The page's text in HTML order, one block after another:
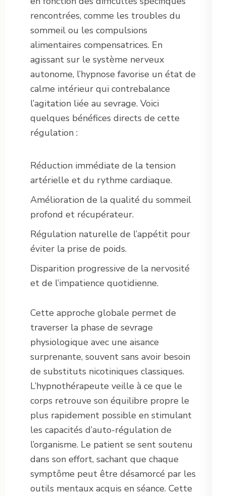
rencontrées, comme les troubles du
sommeil ou les compulsions
alimentaires compensatrices. En
agissant sur le système nerveux
autonome, l’hypnose favorise un état de
calme intérieur qui contrebalance
l’agitation liée au sevrage. Voici
quelques bénéfices directs de cette
régulation :
Réduction immédiate de la tension
artérielle et du rythme cardiaque.
Amélioration de la qualité du sommeil
profond et récupérateur.
Régulation naturelle de l’appétit pour
éviter la prise de poids.
Disparition progressive de la nervosité
et de l’impatience quotidienne.
Cette approche globale permet de
traverser la phase de sevrage
physiologique avec une aisance
surprenante, souvent sans avoir besoin
de substituts nicotiniques classiques.
L’hypnothérapeute veille à ce que le
corps retrouve son équilibre propre le
plus rapidement possible en stimulant
les capacités d’auto-régulation de
l’organisme. Le patient se sent soutenu
dans son effort, sachant que chaque
symptôme peut être désamorcé par les
outils mentaux acquis en séance. Cette